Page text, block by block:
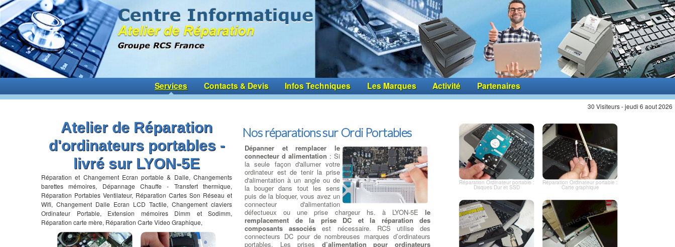
Services Contacts & Devis Infos Techniques Les Marques Activité Partenaires
30 Visiteurs - jeudi 6 aout 2026
Atelier de Réparation
d'ordinateurs portables -
livré sur LYON-5E
Réparation et Changement Ecran portable & Dalle, Changements
barettes mémoires, Dépannage Chauffe - Transfert thermique,
Réparation Portables Ventilateur, Réparation Cartes Son Réseau et
Wifi, Changement Dalle Ecran LCD Tactile, Changement claviers
Ordinateur Portable, Extension mémoires Dimm et Sodimm,
Réparation carte mère, Réparation Carte Video Graphique,
Nos réparations sur Ordi Portables
Dépanner et remplacer le
connecteur d alimentation : Si
la seule façon d'allumer votre
ordinateur est de tenir la prise
d'alimentation à un angle ou de
la bouger dans tout les sens
puis de la bloquer, vous avez un
connecteur d'alimentation
défectueux ou une prise chargeur hs. à LYON-5E le
remplacement de la prise DC et la réparation des
composants associés est nécessaire. RCS utilise des
connecteurs DC pour de nombreuses marques d’ordinateurs
portables. Les prises d’alimentation pour ordinateurs
Réparation Ordinateur portable :
Disques Dur et SSD
Réparation Ordinateur portable :
Carte graphique